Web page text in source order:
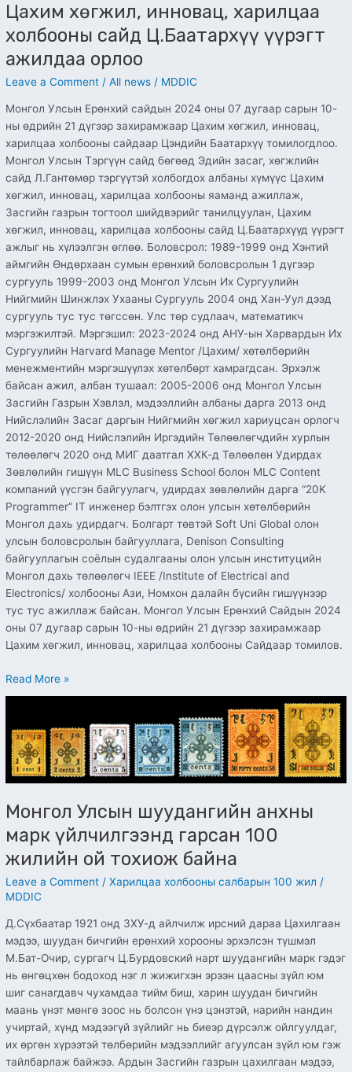
Цахим хөгжил, инновац, харилцаа
холбооны сайд Ц.Баатархүү үүрэгт
ажилдаа орлоо
Leave a Comment /All news / MDDIC
Монгол Улсын Ерөнхий сайдын 2024 оны 07 дугаар сарын 10-
ны өдрийн 21 дүгээр захирамжаар Цахим хөгжил, инновац,
харилцаа холбооны сайдаар Цэндийн Баатархүү томилогдлоо.
Монгол Улсын Тэргүүн сайд бөгөөд Эдийн засаг, хөгжлийн
сайд Л.Гантөмөр тэргүүтэй холбогдох албаны хүмүүс Цахим
хөгжил, инновац, харилцаа холбооны яаманд ажиллаж,
Засгийн газрын тогтоол шийдвэрийг танилцуулан, Цахим
хөгжил, инновац, харилцаа холбооны сайд Ц.Баатархүүд үүрэгт
ажлыг нь хүлээлгэн өглөө. Боловсрол: 1989-1999 онд Хэнтий
аймгийн Өндөрхаан сумын ерөнхий боловсролын 1 дүгээр
сургууль 1999-2003 онд Монгол Улсын Их Сургуулийн
Нийгмийн Шинжлэх Ухааны Сургууль 2004 онд Хан-Уул дээд
сургууль тус тус төгссөн. Улс төр судлаач, математикч
мэргэжилтэй. Мэргэшил: 2023-2024 онд АНУ-ын Харвардын Их
Сургуулийн Harvard Manage Mentor /Цахим/ хөтөлбөрийн
менежментийн мэргэшүүлэх хөтөлбөрт хамрагдсан. Эрхэлж
байсан ажил, албан тушаал: 2005-2006 онд Монгол Улсын
Засгийн Газрын Хэвлэл, мэдээллийн албаны дарга 2013 онд
Нийслэлийн Засаг даргын Нийгмийн хөгжил хариуцсан орлогч
2012-2020 онд Нийслэлийн Иргэдийн Төлөөлөгчдийн хурлын
төлөөлөгч 2020 онд МИГ даатгал ХХК-д Төлөөлөн Удирдах
Зөвлөлийн гишүүн MLC Business School болон MLC Content
компаний үүсгэн байгуулагч, удирдах зөвлөлийн дарга “20K
Programmer” IT инженер бэлтгэх олон улсын хөтөлбөрийн
Монгол дахь удирдагч. Болгарт төвтэй Soft Uni Global олон
улсын боловсролын байгууллага, Denison Consulting
байгууллагын соёлын судалгааны олон улсын институцийн
Монгол дахь төлөөлөгч IEEE /Institute of Electrical and
Electronics/ холбооны Ази, Номхон далайн бүсийн гишүүнээр
тус тус ажиллаж байсан. Монгол Улсын Ерөнхий Сайдын 2024
оны 07 дугаар сарын 10-ны өдрийн 21 дүгээр захирамжаар
Цахим хөгжил, инновац, харилцаа холбооны Сайдаар томилов.
Цахим
хөгжил,
инновац,
харилцаа
холбооны
Ц.Баатархүү
үүрэгт
ажилдаа
орлоо
Read More »
Монгол Улсын шуудангийн анхны
марк үйлчилгээнд гарсан 100
жилийн ой тохиож байна
Leave a Comment /Харилцаа холбооны салбарын 100 жил /
MDDIC
Д.Сүхбаатар 1921 онд ЗХУ-д айлчилж ирсний дараа Цахилгаан
мэдээ, шуудан бичгийн ерөнхий хорооны эрхэлсэн түшмэл
М.Бат-Очир, сургагч Ц.Бурдовский нарт шуудангийн марк гэдэг
нь өнгөцхөн бодоход нэг л жижигхэн эрээн цаасны зүйл юм
шиг санагдавч чухамдаа тийм биш, харин шуудан бичгийн
маань үнэт мөнгө зоос нь болсон үнэ цэнэтэй, нарийн нандин
учиртай, хүнд мэдээгүй зүйлийг нь биеэр дүрсэлж ойлгуулдаг,
их өргөн хүрээтэй төлбөрийн мэдээллийг агуулсан зүйл юм гэж
тайлбарлаж байжээ. Ардын Засгийн газрын цахилгаан мэдээ,
шуудангийн
анхны
марк
гарсан
жилийн
ой
тохиож
байна